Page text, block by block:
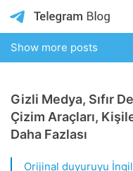
Show more posts
Gizli Medya, Sıfır
Çizim Araçları,
Daha Fazlası
Orijinal duyuruyu